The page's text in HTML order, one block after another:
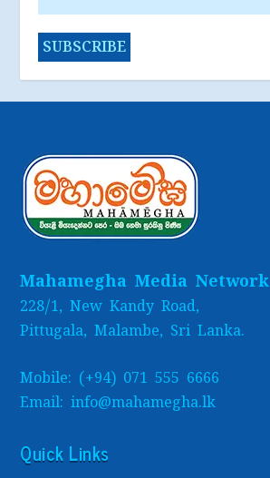
Mahamegha Media Network
228/1, New Kandy Road,
Pittugala, Malambe, Sri Lanka.
Mobile: (+94) 071 555 6666
Email: info@mahamegha.lk
Quick Links